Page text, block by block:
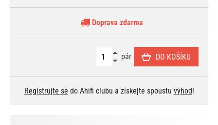
Doprava zdarma
pár DO KOŠÍKU
Registrujte se do Ahifi clubu a získejte spoustu výhod!